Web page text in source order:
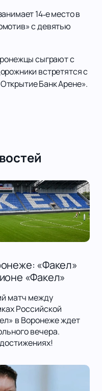
14‑е место в
с девятью
сыграют с
встретятся с
Банк Арене».
«Факел»
«Факел»
матч между
Российской
в Воронеже ждет
вечера.